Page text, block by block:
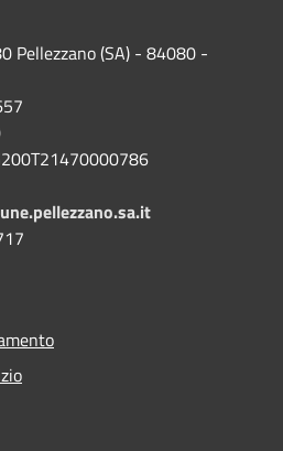
Pellezzano (SA) - 84080 -